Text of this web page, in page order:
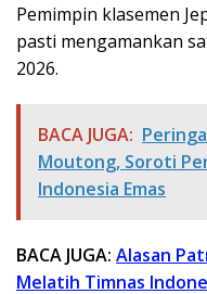
Pemimpin klasemen
pasti mengamankan
2026.
BACA JUGA:
Moutong, Soroti
Indonesia Emas
BACA JUGA: Alasan
Melatih Timnas